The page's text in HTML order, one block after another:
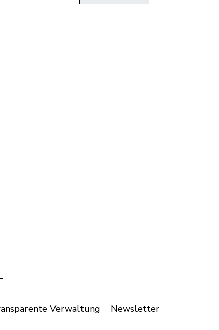
Verwaltung Newsletter